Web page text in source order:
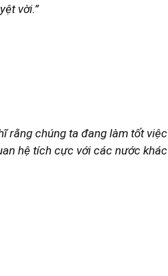
vời.”
rằng chúng ta đang làm tốt việc
hệ tích cực với các nước khác